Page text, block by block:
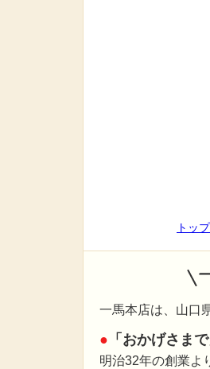
トッ
一馬本店は、山口
● 「おかげさま
明治32年の創業よ